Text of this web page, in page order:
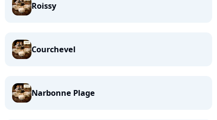
Roissy
Courchevel
Narbonne Plage